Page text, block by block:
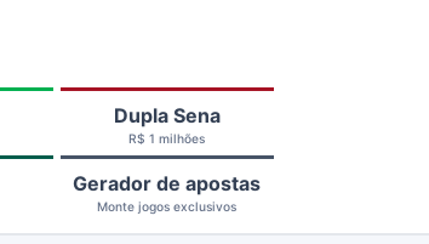
Dupla Sena
R$ 1 milhões
Gerador de apostas
Monte jogos exclusivos